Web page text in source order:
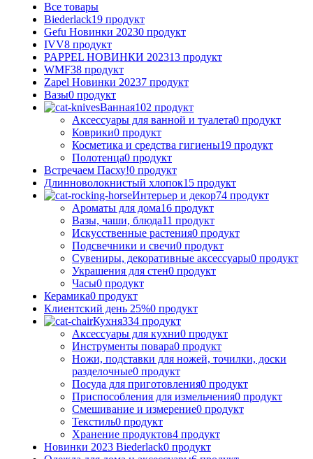
Все товары
Biederlack19 продукт
Gefu Новинки 20230 продукт
IVV8 продукт
PAPPEL НОВИНКИ 202313 продукт
WMF38 продукт
Zapel Новинки 20237 продукт
Вазы0 продукт
Ванная102 продукт
Аксессуары для ванной и туалета0 продукт
Коврики0 продукт
Косметика и средства гигиены19 продукт
Полотенца0 продукт
Встречаем Пасху!0 продукт
Длинноволокнистый хлопок15 продукт
Интерьер и декор74 продукт
Ароматы для дома16 продукт
Вазы, чаши, блюда11 продукт
Искусственные растения0 продукт
Подсвечники и свечи0 продукт
Сувениры, декоративные аксессуары0 продукт
Украшения для стен0 продукт
Часы0 продукт
Керамика0 продукт
Клиентский день 25%0 продукт
Кухня334 продукт
Аксессуары для кухни0 продукт
Инструменты повара0 продукт
Ножи, подставки для ножей, точилки, доски
разделочные0 продукт
Посуда для приготовления0 продукт
Приспособления для измельчения0 продукт
Смешивание и измерение0 продукт
Текстиль0 продукт
Хранение продуктов4 продукт
Новинки 2023 Biederlack0 продукт